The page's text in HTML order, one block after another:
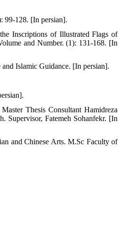
99-128. [In persian].
Inscriptions of Illustrated Flags of
and Number. (1): 131-168. [In
Islamic Guidance. [In persian].
Thesis Consultant Hamidreza
Supervisor, Fatemeh Sohanfekr. [In
and Chinese Arts. M.Sc Faculty of